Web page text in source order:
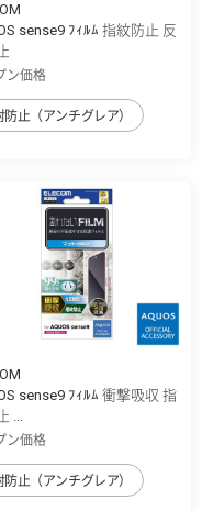
sense9 ﾌｨﾙﾑ 指紋防止 反
ン価格
防止（アンチグレア）
sense9 ﾌｨﾙﾑ 衝撃吸収 指
...
ン価格
防止（アンチグレア）